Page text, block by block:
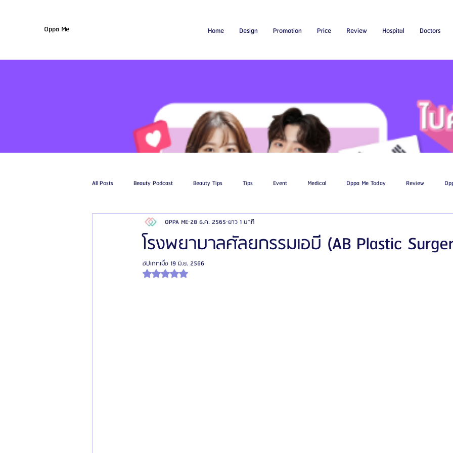
Home Design Promotion Price Review Hospital Doctors
Oppa Me
All Posts Beauty Podcast Beauty Tips Tips Event Medical Oppa Me Today Review
รีวิวศัลยกรรมฉีดไขมัน รีวิวศัลยกรรมดูดไขมัน
โรงพยาบาลศัลยกรรมเฟรช โรงพยาบาลศัลยกรรมจีเอ็นจี
โรงพยาบาลศัลยกรรมเอบี (AB Plastic
OPPA ME 28 ธ.ค. 2565 ยาว 1 นาที
อัปเดตเมื่อ 19 มิ.ย. 2566
ได้รับ NaN เต็ม 5 ดาว